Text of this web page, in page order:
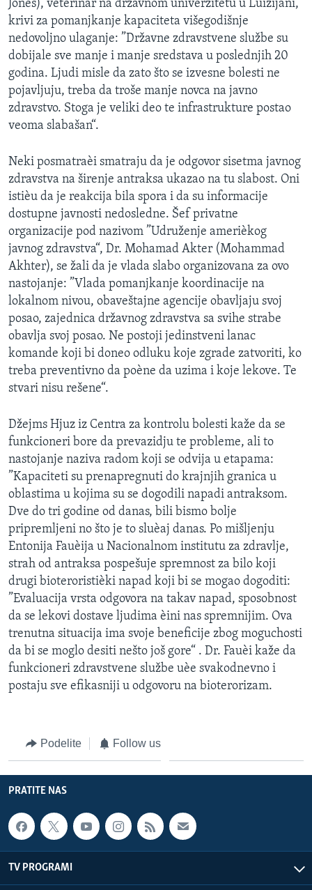
Jones), veterinar na državnom univerzitetu u Luizijani,
krivi za pomanjkanje kapaciteta višegodišnje
nedovoljno ulaganje: ”Državne zdravstvene službe su
dobijale sve manje i manje sredstava u poslednjih 20
godina. Ljudi misle da zato što se izvesne bolesti ne
pojavljuju, treba da troše manje novca na javno
zdravstvo. Stoga je veliki deo te infrastrukture postao
veoma slabašan“.
Neki posmatraèi smatraju da je odgovor sisetma javnog
zdravstva na širenje antraksa ukazao na tu slabost. Oni
istièu da je reakcija bila spora i da su informacije
dostupne javnosti nedosledne. Šef privatne
organizacije pod nazivom ”Udruženje amerièkog
javnog zdravstva“, Dr. Mohamad Akter (Mohammad
Akhter), se žali da je vlada slabo organizovana za ovo
nastojanje: ”Vlada pomanjkanje koordinacije na
lokalnom nivou, obaveštajne agencije obavljaju svoj
posao, zajednica državnog zdravstva sa svihe strabe
obavlja svoj posao. Ne postoji jedinstveni lanac
komande koji bi doneo odluku koje zgrade zatvoriti, ko
treba preventivno da poène da uzima i koje lekove. Te
stvari nisu rešene“.
Džejms Hjuz iz Centra za kontrolu bolesti kaže da se
funkcioneri bore da prevazidju te probleme, ali to
nastojanje naziva radom koji se odvija u etapama:
”Kapaciteti su prenapregnuti do krajnjih granica u
oblastima u kojima su se dogodili napadi antraksom.
Dve do tri godine od danas, bili bismo bolje
pripremljeni no što je to sluèaj danas. Po mišljenju
Entonija Fauèija u Nacionalnom institutu za zdravlje,
strah od antraksa pospešuje spremnost za bilo koji
drugi bioteroristièki napad koji bi se mogao dogoditi:
”Evaluacija vrsta odgovora na takav napad, sposobnost
da se lekovi dostave ljudima èini nas spremnijim. Ova
trenutna situacija ima svoje beneficije zbog moguchosti
da bi se moglo desiti nešto još gore“ . Dr. Fauèi kaže da
funkcioneri zdravstvene službe uèe svakodnevno i
postaju sve efikasniji u odgovoru na bioterorizam.
Podelite Follow us
PRATITE NAS
TV PROGRAMI